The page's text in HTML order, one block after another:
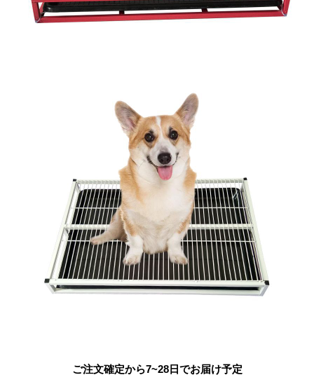
ご注文確定から7~28日でお届け予定